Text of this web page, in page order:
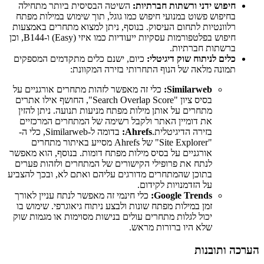
חיפוש ידני ורשתות חברתיות: השיטה הבסיסית ביותר מתחילה
בחיפוש פשוט במנועי חיפוש כמו גוגל, תוך שימוש במילות מפתח
רלוונטיות לתחום העיסוק. בנוסף, ניתן למצוא מתחרים באמצעות
חיפוש בפלטפורמות עסקיות ייעודיות כמו איזי (Easy) ו-B144, וכן
ברשתות חברתיות.
כלים לניתוח שוק דיגיטלי: כיום, ישנם כלים מתקדמים המספקים
תמונה מלאה של הנוף התחרותי בזירה המקוונת:
Similarweb: כלי זה מאפשר לזהות מתחרים אורגניים על
בסיס ציון "Search Overlap Score", החושף אילו אתרים
מתחרים על אותן מילות מפתח מניעות תנועה. ניתן להזין
את דומיין האתר ולקבל רשימה של המתחרים המרכזיים
בזירה הדיגיטלית.Ahrefs:
בדומה ל-Similarweb, כלי ה-
"Site Explorer" של Ahrefs מסייע באיתור מתחרים
אורגניים על בסיס מילות מפתח דומות. בנוסף, הוא מאפשר
לנתח את פרופילי הקישורים של המתחרים ולזהות פערים
בתוכן שהמתחרים מדורגים עליהם ואתם לא, ובכך להצביע
על הזדמנויות לקידום.
Google Trends: כלי חינמי זה מאפשר לנתח עניין לאורך
זמן במילות מפתח שונות ולבצע ניתוח גיאוגרפי. שימוש בו
יכול לגלות מתחרים עולים בנישות מסוימות או מגמות שוק
שלא היו ברורות מראש.
הערכה ותובנות